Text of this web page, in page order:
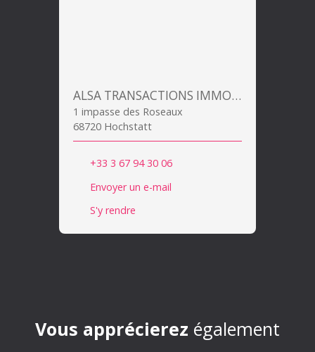
ALSA TRANSACTIONS IMMOBILIERES
1 impasse des Roseaux
68720 Hochstatt
+33 3 67 94 30 06
Envoyer un e-mail
S'y rendre
Vous apprécierez également